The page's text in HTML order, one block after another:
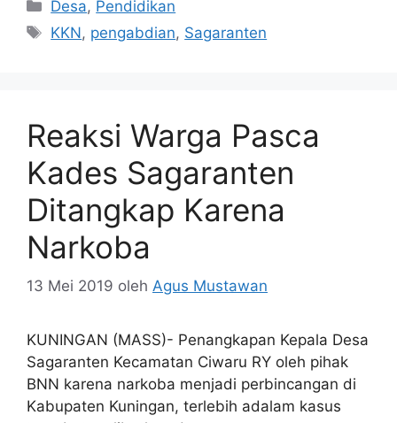
Desa, Pendidikan
Tag
KKN, pengabdian, Sagaranten
Reaksi Warga Pasca
Kades Sagaranten
Ditangkap Karena
Narkoba
13 Mei 2019 oleh Agus Mustawan
KUNINGAN (MASS)- Penangkapan Kepala Desa
Sagaranten Kecamatan Ciwaru RY oleh pihak
BNN karena narkoba menjadi perbincangan di
Kabupaten Kuningan, terlebih adalam kasus